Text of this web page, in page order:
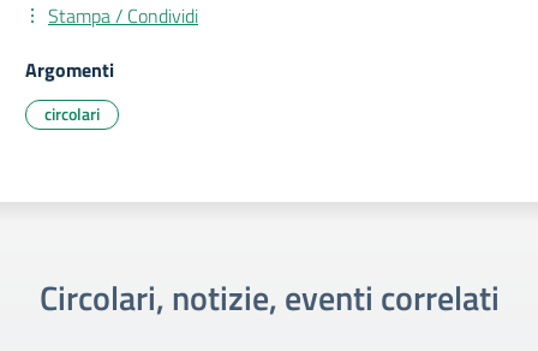
Stampa / Condividi
Argomenti
circolari
Circolari, notizie, eventi correlati